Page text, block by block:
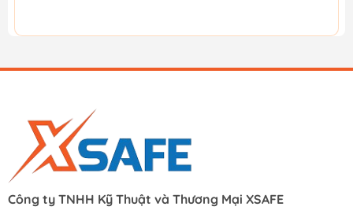
Công ty TNHH Kỹ Thuật và Thương Mại XSAFE